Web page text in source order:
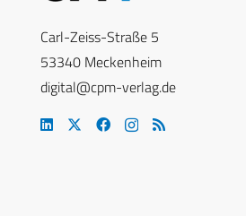
Carl-Zeiss-Straße 5
53340 Meckenheim
digital@cpm-verlag.de